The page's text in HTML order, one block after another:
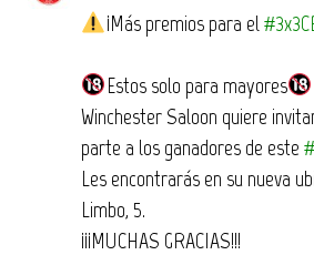
¡Más premios para el
Estos solo para mayores
Winchester Saloon quiere
parte a los ganadores de este
Les encontrarás en su nueva
Limbo, 5.
¡¡¡MUCHAS GRACIAS!!!